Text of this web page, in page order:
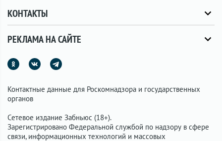
КОНТАКТЫ
РЕКЛАМА НА САЙТЕ
Контактные данные для Роскомнадзора и государственных
органов
Сетевое издание Забньюс (18+).
Зарегистрировано Федеральной службой по надзору в сфере
связи, информационных технологий и массовых